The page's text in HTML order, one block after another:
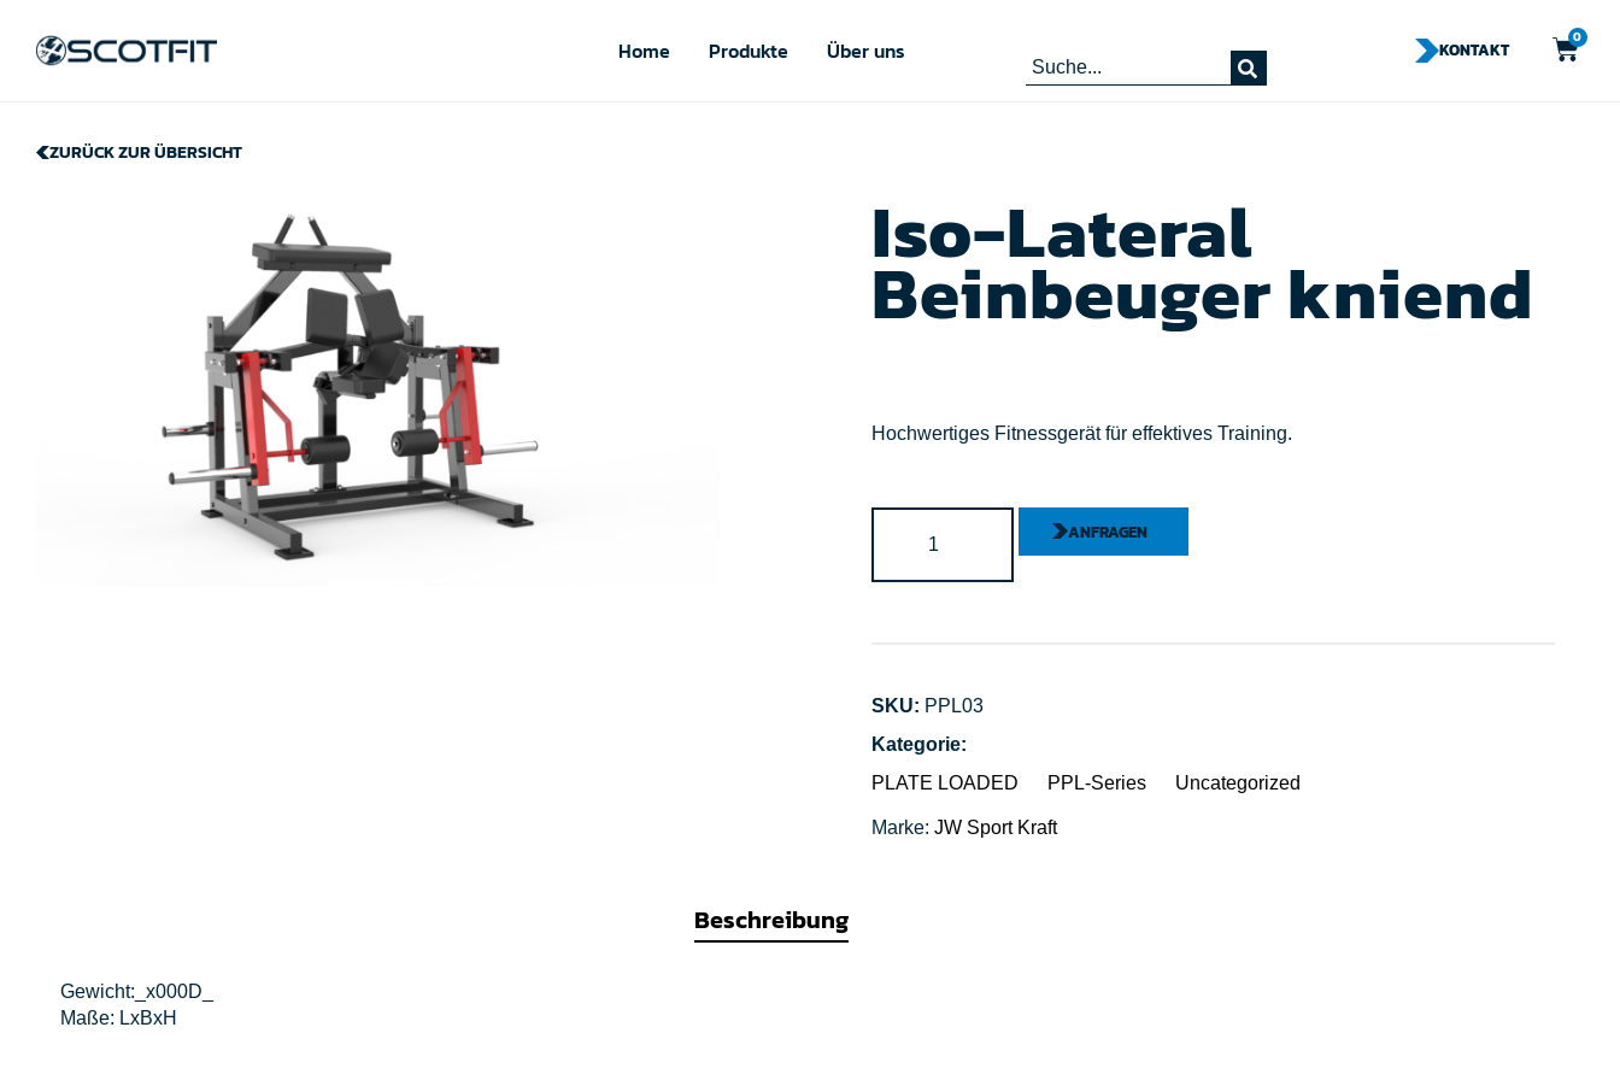
Home Produkte Über uns KONTAKT
0
ZURÜCK ZUR ÜBERSICHT
Iso-Lateral
Beinbeuger kniend
Hochwertiges Fitnessgerät für effektives Training.
ANFRAGEN
SKU: PPL03
Kategorie:
PLATE LOADED
PPL-Series Uncategorized
Marke: JW Sport Kraft
Beschreibung
Gewicht:_x000D_
Maße: LxBxH